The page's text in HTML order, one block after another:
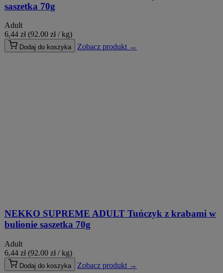
saszetka 70g
Adult
6,44 zł (92.00 zł / kg)
Dodaj do koszyka Zobacz produkt →
NEKKO SUPREME ADULT Tuńczyk z krabami w
bulionie saszetka 70g
Adult
6,44 zł (92.00 zł / kg)
Dodaj do koszyka Zobacz produkt →